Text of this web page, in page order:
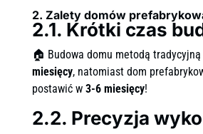
2. Zalety domów
2.1. Krótki czas
🏠 Budowa domu metodą
miesięcy, natomiast dom
postawić w 3-6 miesięcy!
2.2. Precyzja